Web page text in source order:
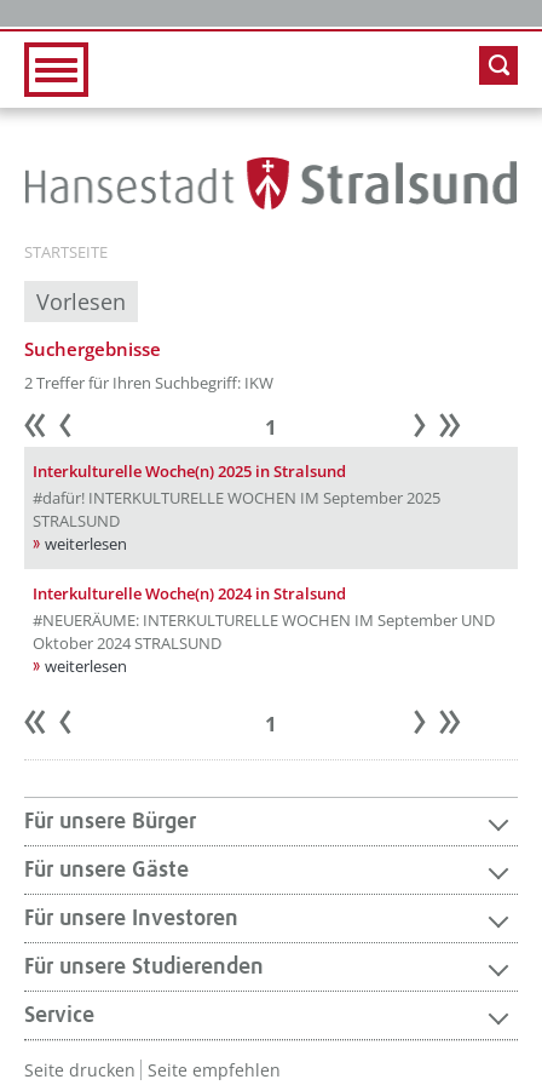
STARTSEITE
Vorlesen
Suchergebnisse
2 Treffer für Ihren Suchbegriff: IKW
Anfang 1 weiter
Interkulturelle Woche(n) 2025 in Stralsund
#dafür! INTERKULTURELLE WOCHEN IM September 2025
STRALSUND
weiterlesen
Interkulturelle Woche(n) 2024 in Stralsund
#NEUERÄUME: INTERKULTURELLE WOCHEN IM September UND
Oktober 2024 STRALSUND
weiterlesen
Anfang 1 weiter
Für unsere Bürger
Für unsere Gäste
Für unsere Investoren
Für unsere Studierenden
Service
Seite drucken Seite empfehlen